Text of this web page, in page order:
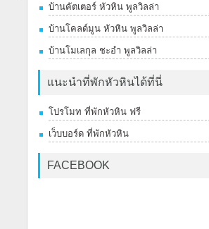
บ้านคัตเตอร์ หัวหิน พูลวิลล่า
บ้านโคลด์มูน หัวหิน พูลวิลล่า
บ้านโมเลกุล ชะอำ พูลวิลล่า
แนะนำที่พักหัวหินได้ที่นี่
โปรโมท ที่พักหัวหิน ฟรี
เว็บบอร์ด ที่พักหัวหิน
FACEBOOK